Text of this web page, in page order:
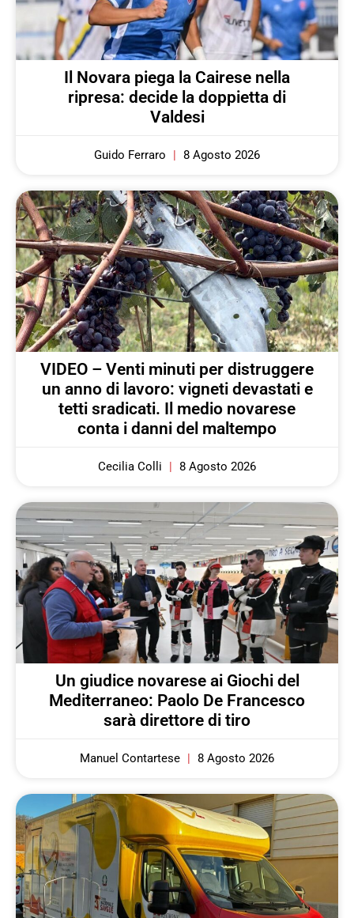
Il Novara piega la Cairese nella
ripresa: decide la doppietta di
Valdesi
Guido Ferraro 8 Agosto 2026
VIDEO – Venti minuti per distruggere
un anno di lavoro: vigneti devastati e
tetti sradicati. Il medio novarese
conta i danni del maltempo
Cecilia Colli 8 Agosto 2026
Un giudice novarese ai Giochi del
Mediterraneo: Paolo De Francesco
sarà direttore di tiro
Manuel Contartese 8 Agosto 2026